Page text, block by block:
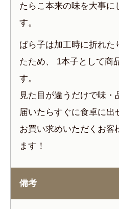
たらこ本来の味を大事に
す。
ばら子は加工時に折れた
たため、 1本子として商
す。
見た目が違うだけで味・
届いたらすぐに食卓に
お買い求めいただくお客
ます！
備考